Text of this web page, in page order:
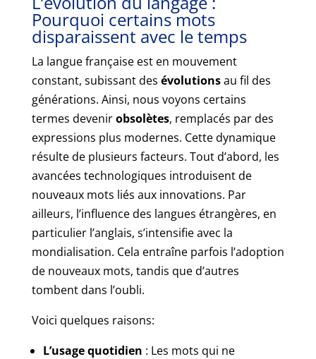
Pourquoi certains mots
disparaissent avec le temps
La langue française est en mouvement
constant, subissant des évolutionsau fil des
générations. Ainsi, nous voyons certains
termes devenirobsolètes, remplacés par des
expressions plus modernes. Cette dynamique
résulte de plusieurs facteurs. Tout d’abord, les
avancées technologiques introduisent de
nouveaux mots liés aux innovations. Par
ailleurs, l’influence des langues étrangères, en
particulier l’anglais, s’intensifie avec la
mondialisation. Cela entraîne parfois l’adoption
de nouveaux mots, tandis que d’autres
tombent dans l’oubli.
Voici quelques raisons:
L’usage quotidien : Les mots qui ne